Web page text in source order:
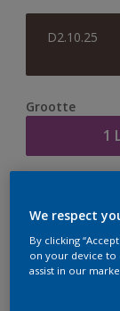
D2.10.25
Grootte
1
te bestellen.
We respect
By clicking
on your device to
assist in our